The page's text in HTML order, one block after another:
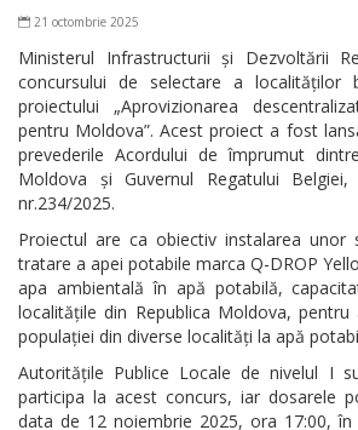
Declarații
de
avere
și
interese
personale
Regulamente
Consilierii
raionali
21 octombrie 2025
Ministerul Infrastructurii și Dezvoltării
concursului de selectare a localităților
proiectului „Aprovizionarea
pentru Moldova”. Acest proiect a fost
prevederile Acordului de împrumut
Moldova și Guvernul Regatului
nr.234/2025.
Proiectul are ca obiectiv instalarea unor
tratare a apei potabile marca Q-DROP
apa ambientală în apă potabilă,
localitățile din Republica Moldova,
populației din diverse localități la apă
Autoritățile Publice Locale de nivelul I
participa la acest concurs, iar dosarele
data de 12 noiembrie 2025, ora 17:00,